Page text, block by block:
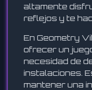
altamente
reflejos y te
En Geometry
ofrecer un
necesidad de
instalaciones.
mantener una